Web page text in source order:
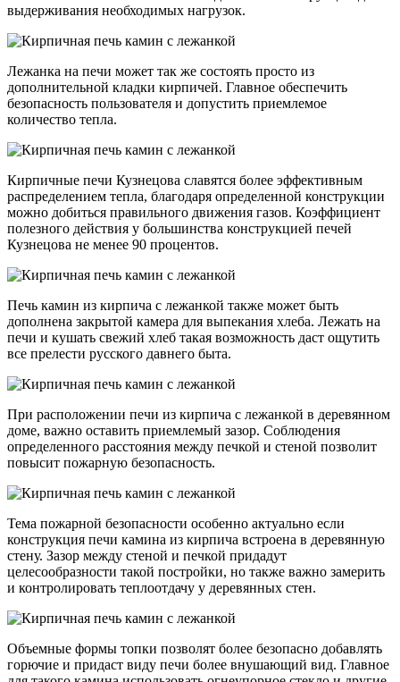
выдерживания необходимых нагрузок.
Лежанка на печи может так же состоять просто из
дополнительной кладки кирпичей. Главное обеспечить
безопасность пользователя и допустить приемлемое
количество тепла.
Кирпичные печи Кузнецова славятся более эффективным
распределением тепла, благодаря определенной конструкции
можно добиться правильного движения газов. Коэффициент
полезного действия у большинства конструкцией печей
Кузнецова не менее 90 процентов.
Печь камин из кирпича с лежанкой также может быть
дополнена закрытой камера для выпекания хлеба. Лежать на
печи и кушать свежий хлеб такая возможность даст ощутить
все прелести русского давнего быта.
При расположении печи из кирпича с лежанкой в деревянном
доме, важно оставить приемлемый зазор. Соблюдения
определенного расстояния между печкой и стеной позволит
повысит пожарную безопасность.
Тема пожарной безопасности особенно актуально если
конструкция печи камина из кирпича встроена в деревянную
стену. Зазор между стеной и печкой придадут
целесообразности такой постройки, но также важно замерить
и контролировать теплоотдачу у деревянных стен.
Объемные формы топки позволят более безопасно добавлять
горючие и придаст виду печи более внушающий вид. Главное